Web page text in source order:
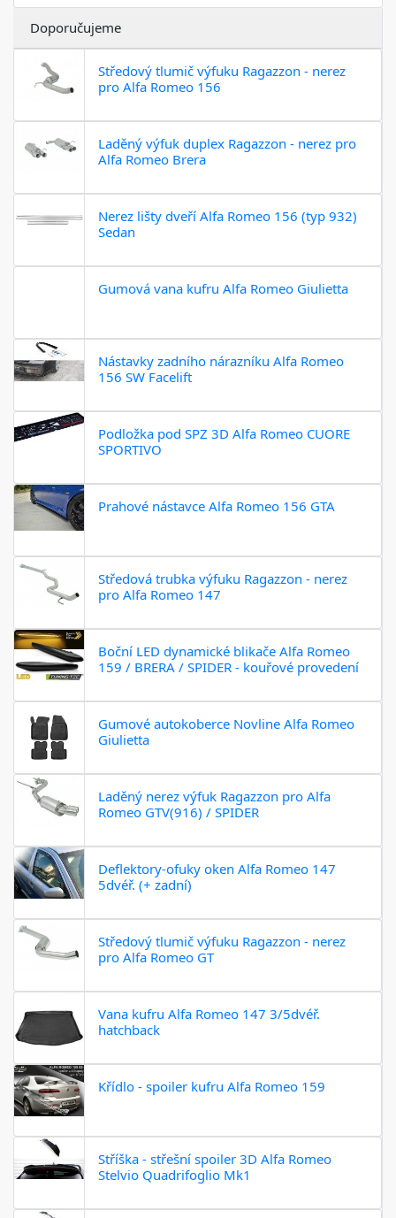
Doporučujeme
Středový tlumič výfuku Ragazzon - nerez
pro Alfa Romeo 156
Laděný výfuk duplex Ragazzon - nerez pro
Alfa Romeo Brera
Nerez lišty dveří Alfa Romeo 156 (typ 932)
Sedan
Gumová vana kufru Alfa Romeo Giulietta
Nástavky zadního nárazníku Alfa Romeo
156 SW Facelift
Podložka pod SPZ 3D Alfa Romeo CUORE
SPORTIVO
Prahové nástavce Alfa Romeo 156 GTA
Středová trubka výfuku Ragazzon - nerez
pro Alfa Romeo 147
Boční LED dynamické blikače Alfa Romeo
159 / BRERA / SPIDER - kouřové provedení
Gumové autokoberce Novline Alfa Romeo
Giulietta
Laděný nerez výfuk Ragazzon pro Alfa
Romeo GTV(916) / SPIDER
Deflektory-ofuky oken Alfa Romeo 147
5dvéř. (+ zadní)
Středový tlumič výfuku Ragazzon - nerez
pro Alfa Romeo GT
Vana kufru Alfa Romeo 147 3/5dvéř.
hatchback
Křídlo - spoiler kufru Alfa Romeo 159
Stříška - střešní spoiler 3D Alfa Romeo
Stelvio Quadrifoglio Mk1